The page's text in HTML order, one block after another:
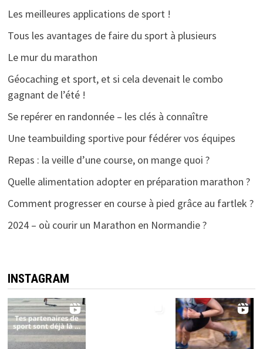
Les meilleures applications de sport !
Tous les avantages de faire du sport à plusieurs
Le mur du marathon
Géocaching et sport, et si cela devenait le combo
gagnant de l’été !
Se repérer en randonnée – les clés à connaître
Une teambuilding sportive pour fédérer vos équipes
Repas : la veille d’une course, on mange quoi ?
Quelle alimentation adopter en préparation marathon ?
Comment progresser en course à pied grâce au fartlek ?
2024 – où courir un Marathon en Normandie ?
INSTAGRAM